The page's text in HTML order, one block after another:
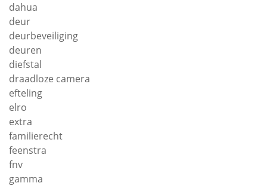
dahua
deur
deurbeveiliging
deuren
diefstal
draadloze camera
efteling
elro
extra
familierecht
feenstra
fnv
gamma